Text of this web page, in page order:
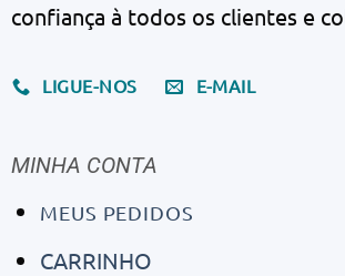
confiança à todos os clientes e
LIGUE-NOS E-MAIL
MINHA CONTA
MEUS PEDIDOS
CARRINHO